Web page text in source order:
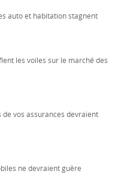
auto et habitation stagnent
les voiles sur le marché des
vos assurances devraient
ne devraient guère